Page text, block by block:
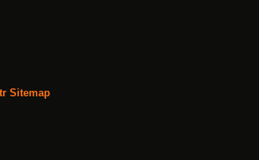
Sitemap